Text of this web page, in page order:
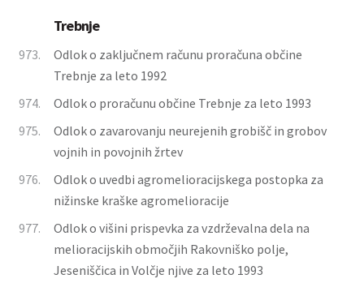
Trebnje
973.
Odlok o zaključnem računu proračuna občine
Trebnje za leto 1992
974.
Odlok o proračunu občine Trebnje za leto 1993
975.
Odlok o zavarovanju neurejenih grobišč in grobov
vojnih in povojnih žrtev
976.
Odlok o uvedbi agromelioracijskega postopka za
nižinske kraške agromelioracije
977.
Odlok o višini prispevka za vzdrževalna dela na
melioracijskih območjih Rakovniško polje,
Jeseniščica in Volčje njive za leto 1993